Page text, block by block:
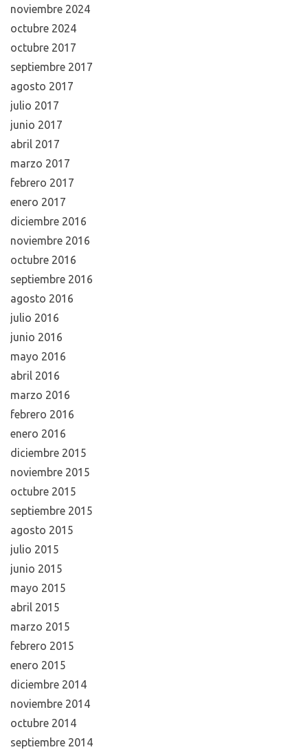
noviembre 2024
octubre 2024
octubre 2017
septiembre 2017
agosto 2017
julio 2017
junio 2017
abril 2017
marzo 2017
febrero 2017
enero 2017
diciembre 2016
noviembre 2016
octubre 2016
septiembre 2016
agosto 2016
julio 2016
junio 2016
mayo 2016
abril 2016
marzo 2016
febrero 2016
enero 2016
diciembre 2015
noviembre 2015
octubre 2015
septiembre 2015
agosto 2015
julio 2015
junio 2015
mayo 2015
abril 2015
marzo 2015
febrero 2015
enero 2015
diciembre 2014
noviembre 2014
octubre 2014
septiembre 2014